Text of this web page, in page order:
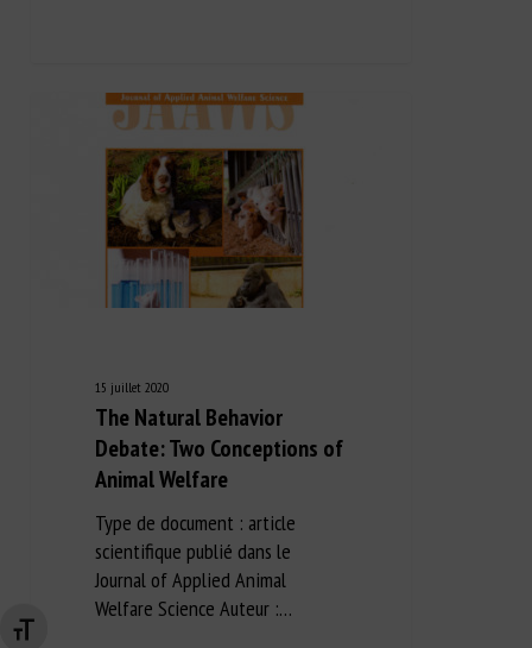
Changer la taille de la police
15 juillet 2020
The Natural Behavior
Debate: Two Conceptions of
Animal Welfare
Type de document : article
scientifique publié dans le
Journal of Applied Animal
Welfare Science Auteur :…